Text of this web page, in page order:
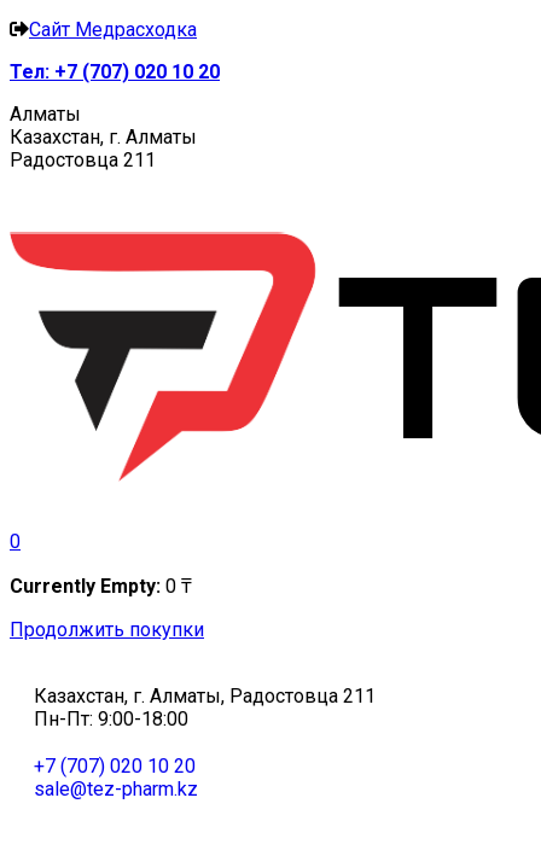
Сайт Медрасходка
Тел: +7 (707) 020 10 20
Алматы
Казахстан, г. Алматы
Радостовца 211
0
Currently Empty: 0 ₸
Продолжить покупки
Казахстан, г. Алматы, Радостовца 211
Пн-Пт: 9:00-18:00
+7 (707) 020 10 20
sale@tez-pharm.kz